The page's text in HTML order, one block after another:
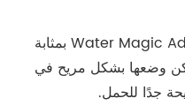
تعتبر مظلة Water Magic Adult Stick Umbrella بمثابة
وضعها بشكل مريح في
جدًا للحمل.